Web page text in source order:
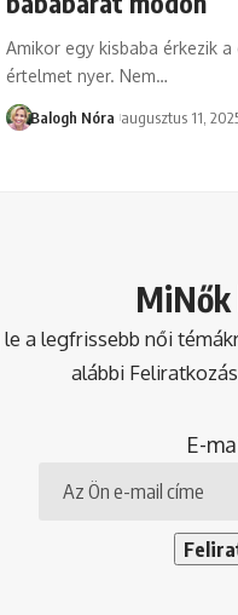
Amikor egy kisbaba érkezik
értelmet nyer. Nem…
Balogh Nóra augusztus 11,
le a legfrissebb női
alábbi
E-